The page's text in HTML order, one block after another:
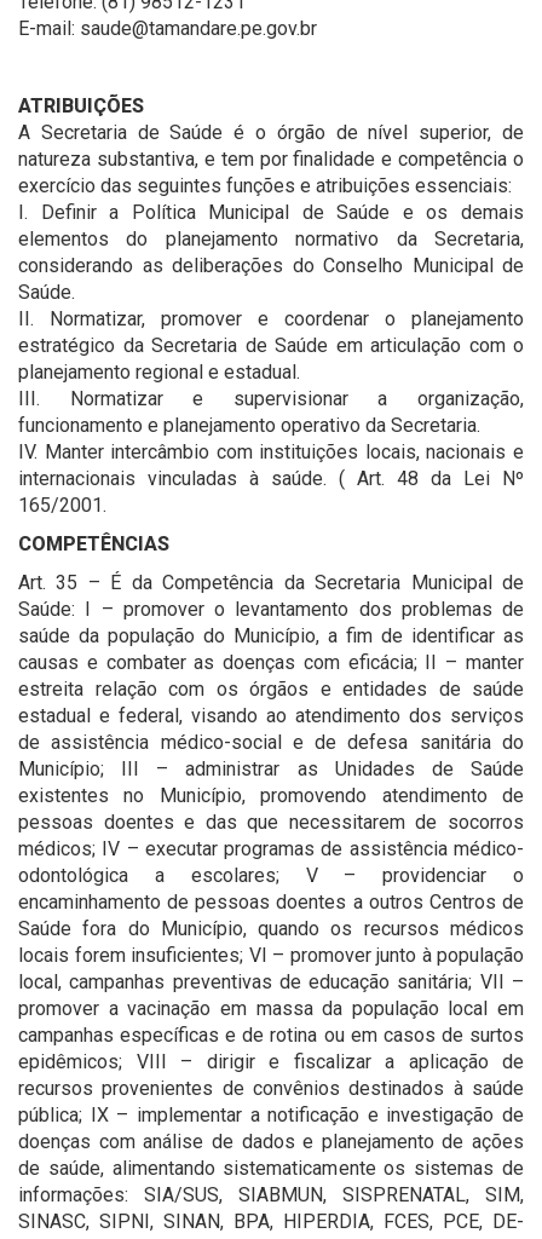
E-mail: saude@tamandare.pe.gov.br
ATRIBUIÇÕES
A Secretaria de Saúde é o órgão de nível superior, de
natureza substantiva, e tem por finalidade e competência o
exercício das seguintes funções e atribuições essenciais:
I. Definir a Política Municipal de Saúde e os demais
elementos do planejamento normativo da Secretaria,
considerando as deliberações do Conselho Municipal de
Saúde.
II. Normatizar, promover e coordenar o planejamento
estratégico da Secretaria de Saúde em articulação com o
planejamento regional e estadual.
III. Normatizar e supervisionar a organização,
funcionamento e planejamento operativo da Secretaria.
IV. Manter intercâmbio com instituições locais, nacionais e
internacionais vinculadas à saúde. ( Art. 48 da Lei Nº
165/2001.
COMPETÊNCIAS
Art. 35 – É da Competência da Secretaria Municipal de
Saúde: I – promover o levantamento dos problemas de
saúde da população do Município, a fim de identificar as
causas e combater as doenças com eficácia; II – manter
estreita relação com os órgãos e entidades de saúde
estadual e federal, visando ao atendimento dos serviços
de assistência médico-social e de defesa sanitária do
Município; III – administrar as Unidades de Saúde
existentes no Município, promovendo atendimento de
pessoas doentes e das que necessitarem de socorros
médicos; IV – executar programas de assistência médico-
odontológica a escolares; V – providenciar o
encaminhamento de pessoas doentes a outros Centros de
Saúde fora do Município, quando os recursos médicos
locais forem insuficientes; VI – promover junto à população
local, campanhas preventivas de educação sanitária; VII –
promover a vacinação em massa da população local em
campanhas específicas e de rotina ou em casos de surtos
epidêmicos; VIII – dirigir e fiscalizar a aplicação de
recursos provenientes de convênios destinados à saúde
pública; IX – implementar a notificação e investigação de
doenças com análise de dados e planejamento de ações
de saúde, alimentando sistematicamente os sistemas de
informações: SIA/SUS, SIABMUN, SISPRENATAL, SIM,
SINASC, SIPNI, SINAN, BPA, HIPERDIA, FCES, PCE, DE-